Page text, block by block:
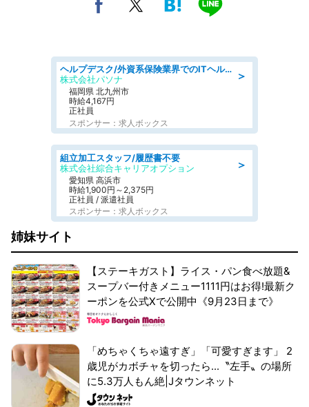
＞
ヘルプデスク/外資系保険業界でのITヘルプデスク業務/駅近/即日勤務可/ヘルプデスク
株式会社パソナ
福岡県 北九州市
時給4,167円
正社員
スポンサー：求人ボックス
＞
組立加工スタッフ/履歴書不要
株式会社綜合キャリアオプション
愛知県 高浜市
時給1,900円～2,375円
正社員 / 派遣社員
スポンサー：求人ボックス
姉妹サイト
【ステーキガスト】ライス・パン食べ放題&
スープバー付きメニュー1111円はお得!最新ク
ーポンを公式Xで公開中《9月23日まで》
「めちゃくちゃ遠すぎ」「可愛すぎます」 2
歳児がカボチャを切ったら...〝左手〟の場所
に5.3万人もん絶|Jタウンネット